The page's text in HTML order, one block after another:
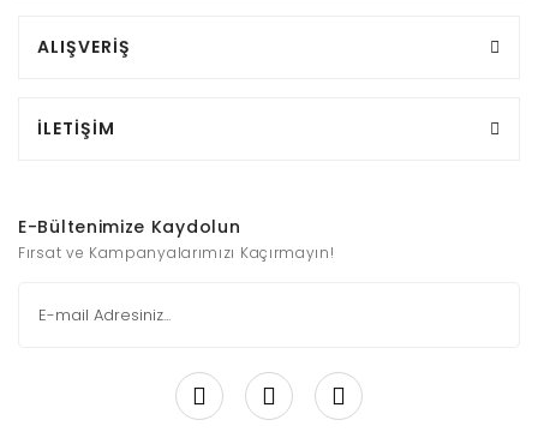
ALIŞVERİŞ
İLETİŞİM
E-Bültenimize Kaydolun
Fırsat ve Kampanyalarımızı Kaçırmayın!